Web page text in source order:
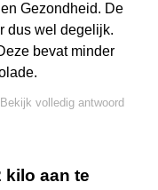
Gezondheid. De
dus wel degelijk.
bevat minder
Bekijk volledig antwoord
kilo aan te